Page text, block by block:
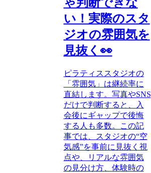
い！実際のスタ
ジオの雰囲気を
見抜く👀
ピラティススタジオの
「雰囲気」は継続率に
直結します。写真やSNS
だけで判断すると、入
会後にギャップで後悔
する人も多数。この記
事では、スタジオの“空
気感”を事前に見抜く視
点や、リアルな雰囲気
の見分け方、体験時の